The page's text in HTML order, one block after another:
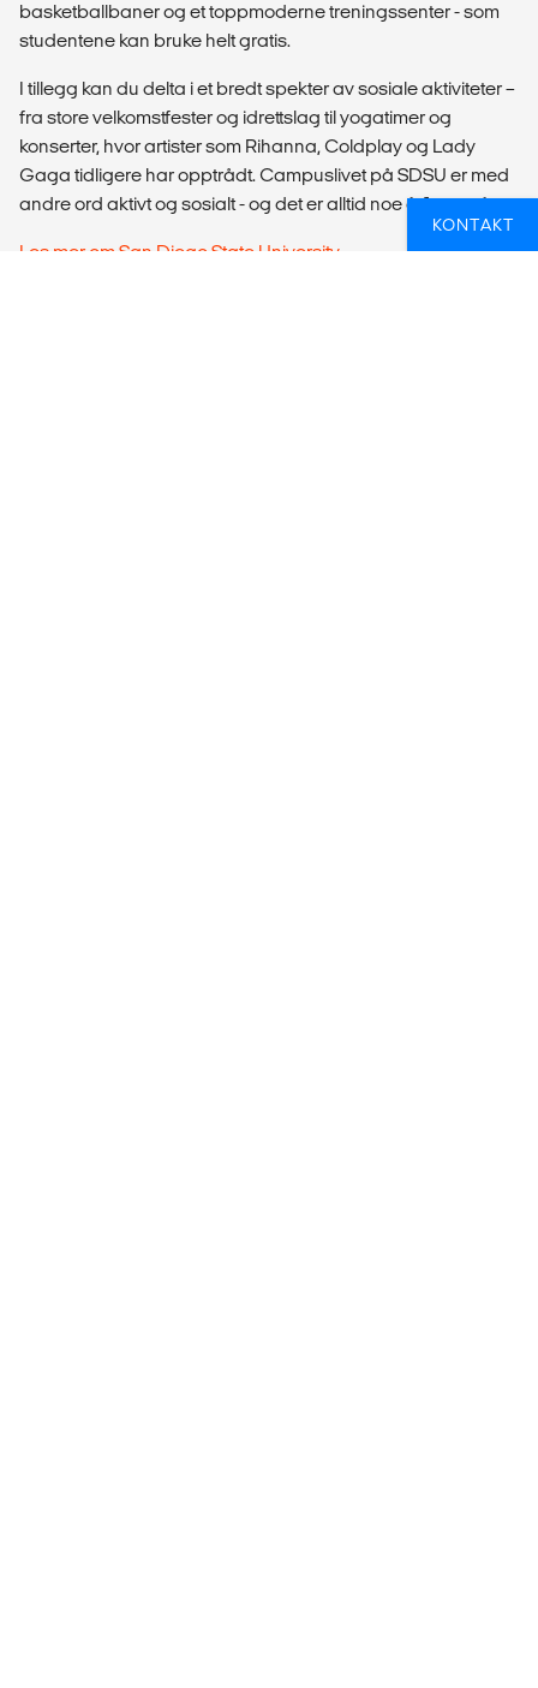
basketballbaner og et toppmoderne treningssenter - som
studentene kan bruke helt gratis.
I tillegg kan du delta i et bredt spekter av sosiale aktiviteter –
fra store velkomstfester og idrettslag til yogatimer og
konserter, hvor artister som Rihanna, Coldplay og Lady
Gaga tidligere har opptrådt. Campuslivet på SDSU er med
andre ord aktivt og sosialt - og det er alltid noe å finne på.
Les mer om San Diego State University
KONTAKT